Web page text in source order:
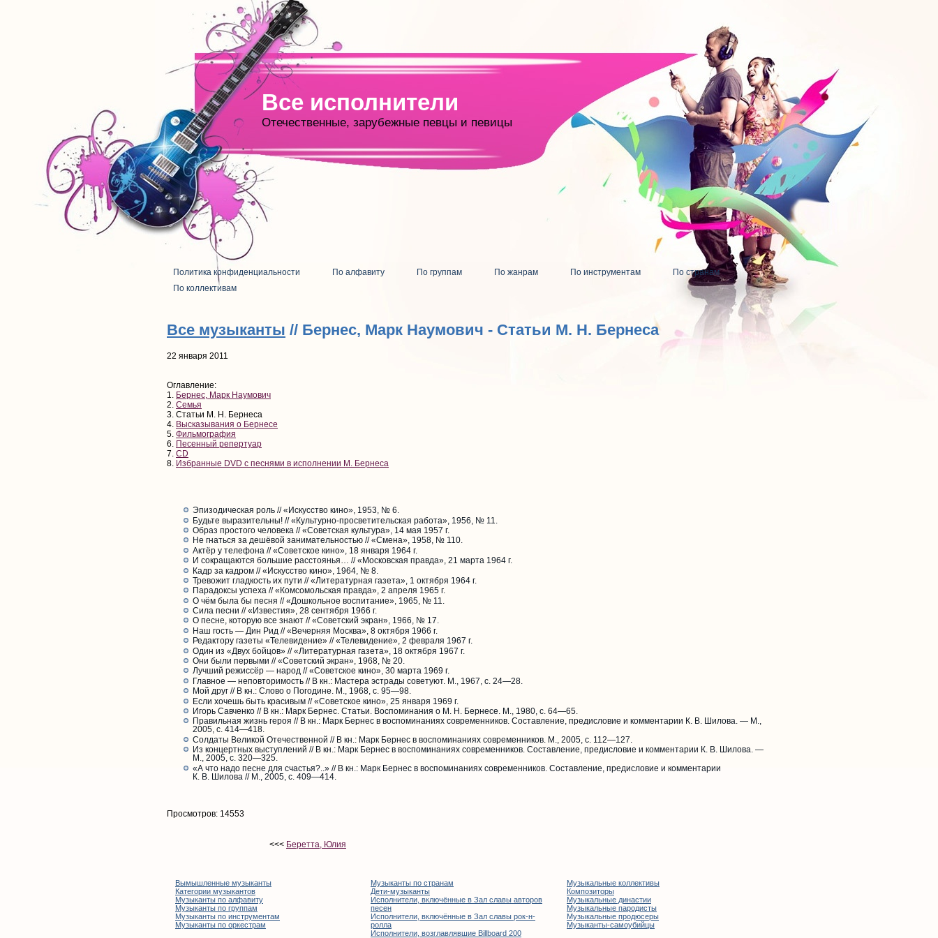
Все исполнители
Отечественные, зарубежные певцы и певицы
Политика конфиденциальности По алфавиту По группам По жанрам По инструментам
По странам
По коллективам
Все музыканты // Бернес, Марк Наумович - Статьи М. Н. Бернеса
22 января 2011
Оглавление:
1. Бернес, Марк Наумович
2. Семья
3. Статьи М. Н. Бернеса
4. Высказывания о Бернесе
5. Фильмография
6. Песенный репертуар
7. CD
8. Избранные DVD с песнями в исполнении М. Бернеса
Эпизодическая роль // «Искусство кино», 1953, № 6.
Будьте выразительны! // «Культурно-просветительская работа», 1956, № 11.
Образ простого человека // «Советская культура», 14 мая 1957 г.
Не гнаться за дешёвой занимательностью // «Смена», 1958, № 110.
Актёр у телефона // «Советское кино», 18 января 1964 г.
И сокращаются большие расстоянья… // «Московская правда», 21 марта 1964 г.
Кадр за кадром // «Искусство кино», 1964, № 8.
Тревожит гладкость их пути // «Литературная газета», 1 октября 1964 г.
Парадоксы успеха // «Комсомольская правда», 2 апреля 1965 г.
О чём была бы песня // «Дошкольное воспитание», 1965, № 11.
Сила песни // «Известия», 28 сентября 1966 г.
О песне, которую все знают // «Советский экран», 1966, № 17.
Наш гость — Дин Рид // «Вечерняя Москва», 8 октября 1966 г.
Редактору газеты «Телевидение» // «Телевидение», 2 февраля 1967 г.
Один из «Двух бойцов» // «Литературная газета», 18 октября 1967 г.
Они были первыми // «Советский экран», 1968, № 20.
Лучший режиссёр — народ // «Советское кино», 30 марта 1969 г.
Главное — неповторимость // В кн.: Мастера эстрады советуют. М., 1967, с. 24—28.
Мой друг // В кн.: Слово о Погодине. М., 1968, с. 95—98.
Если хочешь быть красивым // «Советское кино», 25 января 1969 г.
Игорь Савченко // В кн.: Марк Бернес. Статьи. Воспоминания о М. Н. Бернесе. М., 1980, с. 64—65.
Правильная жизнь героя // В кн.: Марк Бернес в воспоминаниях современников. Составление, предисловие и комментарии К. В. Шилова. — М.,
2005, с. 414—418.
Солдаты Великой Отечественной // В кн.: Марк Бернес в воспоминаниях современников. М., 2005, с. 112—127.
Из концертных выступлений // В кн.: Марк Бернес в воспоминаниях современников. Составление, предисловие и комментарии К. В. Шилова. —
М., 2005, с. 320—325.
«А что надо песне для счастья?..» // В кн.: Марк Бернес в воспоминаниях современников. Составление, предисловие и комментарии
К. В. Шилова // М., 2005, с. 409—414.
Просмотров: 14553
<<< Беретта, Юлия
Вымышленные музыканты
Категории музыкантов
Музыканты по алфавиту
Музыканты по группам
Музыканты по инструментам
Музыканты по оркестрам
Музыканты по странам
Дети-музыканты
Исполнители, включённые в Зал славы авторов
песен
Исполнители, включённые в Зал славы рок-н-
ролла
Исполнители, возглавлявшие Billboard 200
Музыкальные коллективы
Композиторы
Музыкальные династии
Музыкальные пародисты
Музыкальные продюсеры
Музыканты-самоубийцы